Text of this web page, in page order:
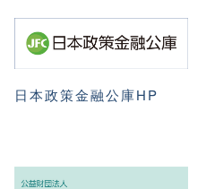
日本政策金融公庫HP